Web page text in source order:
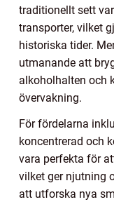
traditionellt sett
transporter, vilket
historiska tider.
utmanande att
alkoholhalten och
övervakning.
För fördelarna
koncentrerad och
vara perfekta för
vilket ger njutning
att utforska nya